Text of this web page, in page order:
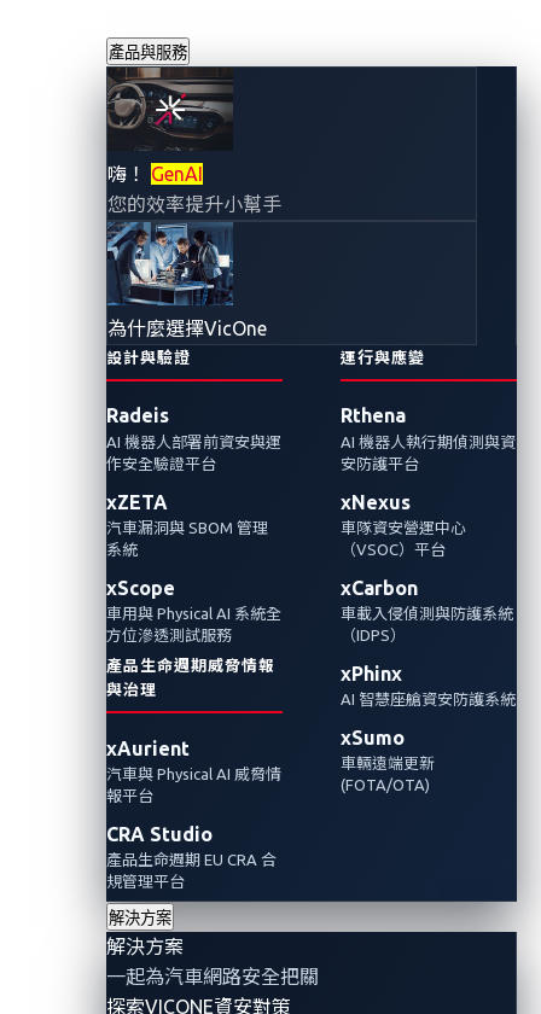
產品與服務
嗨！ GenAI
您的效率提升小幫手
為什麼選擇VicOne
設計與驗證
Radeis
AI 機器人部署前資安與運
作安全驗證平台
xZETA
汽車漏洞與 SBOM 管理
系統
xScope
車用與 Physical AI 系統全
方位滲透測試服務
產品生命週期威脅情報
與治理
xAurient
汽車與 Physical AI 威脅情
報平台
CRA Studio
產品生命週期 EU CRA 合
規管理平台
運行與應變
Rthena
AI 機器人執行期偵測與資
安防護平台
xNexus
車隊資安營運中心
（VSOC）平台
xCarbon
車載入侵偵測與防護系統
（IDPS）
xPhinx
AI 智慧座艙資安防護系統
xSumo
車輛遠端更新
(FOTA/OTA)
解決方案
解決方案
一起為汽車網路安全把關
探索VICONE資安對策
聯網汽車安全的未
來之路
2022年6月2日
鄭奕立
汽車網路安全面臨的諸多挑戰， 包括不斷增長
的聯網汽車攻擊面向和尚未成熟的供應鏈，我
們要如何加緊腳步防範未然？
速跟上腳步。 當前的技術像是物聯網 (IoT)、5G 和雲端
已經融合在一起，將重新打造汽車行業並朝向智能汽車
邁進。 如今，智慧汽車已逐漸成為現代汽車的首選，而
網路安全也變成是一個必須提前部署開發的重要領域。
安全研究人員很早之前就著手調查第一代聯網汽車的弱